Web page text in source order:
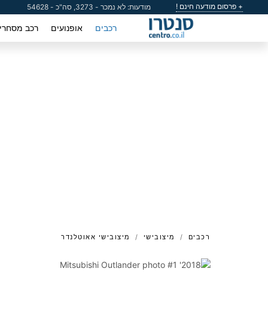
+ פרסום מודעה חינם ! מודעות: לא נמכר - 3273, סה"כ - 54628
רכבים אופנועים רכב
רכבים מיצובישי מיצובישי אאוטלנדר